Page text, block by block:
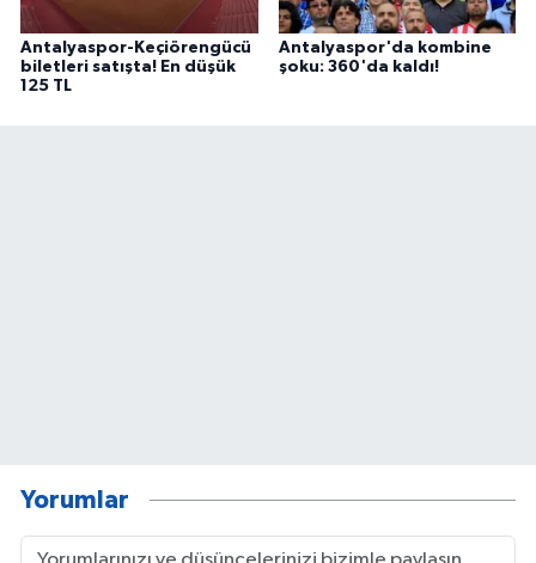
Antalyaspor-Keçiörengücü
biletleri satışta! En düşük
125 TL
Antalyaspor'da kombine
şoku: 360'da kaldı!
Yorumlar